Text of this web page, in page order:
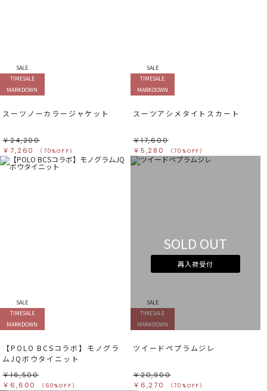
SALE
TIMESALE
MARKDOWN
スーツノーカラージャケット
￥24,200
￥7,260
（70%OFF）
SALE
TIMESALE
MARKDOWN
スーツアシメタイトスカート
￥17,600
￥5,280
（70%OFF）
SALE
TIMESALE
MARKDOWN
【POLO BCSコラボ】モノグラ
ムJQボウタイニット
￥16,500
￥6,600
（60%OFF）
SOLD OUT
再入荷受付
SALE
TIMESALE
MARKDOWN
ツイードペプラムジレ
￥20,900
￥6,270
（70%OFF）